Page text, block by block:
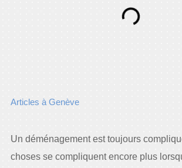
Articles à Genève
Un déménagement est toujours
choses se compliquent encore plus